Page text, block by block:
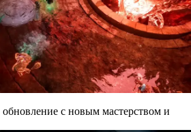
с новым мастерством и